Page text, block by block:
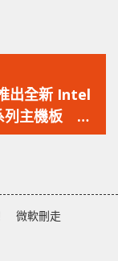
一
篇
文
出全新 Intel
列主機板 兼
超頻、極致
微軟刪走